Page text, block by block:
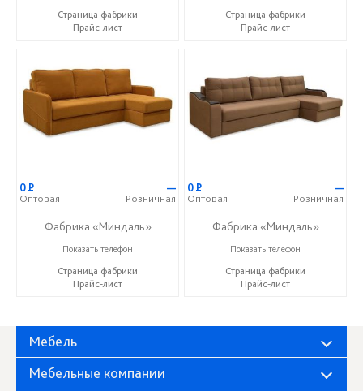
Страница фабрики
Прайс-лист
Страница фабрики
Прайс-лист
0Р
Оптовая
—
Розничная
Фабрика «Миндаль»
+7 (927) 630-62-82
Показать телефон
Страница фабрики
Прайс-лист
0Р
Оптовая
—
Розничная
Фабрика «Миндаль»
+7 (927) 630-62-82
Показать телефон
Страница фабрики
Прайс-лист
Мебель
Мебельные компании